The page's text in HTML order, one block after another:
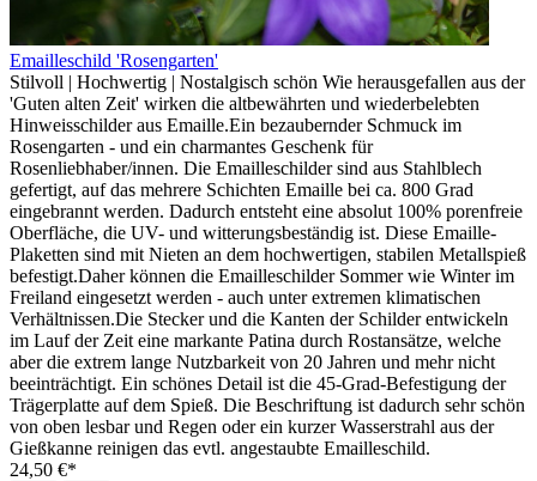
Emailleschild 'Rosengarten'
Stilvoll | Hochwertig | Nostalgisch schön Wie herausgefallen aus der
'Guten alten Zeit' wirken die altbewährten und wiederbelebten
Hinweisschilder aus Emaille.Ein bezaubernder Schmuck im
Rosengarten - und ein charmantes Geschenk für
Rosenliebhaber/innen. Die Emailleschilder sind aus Stahlblech
gefertigt, auf das mehrere Schichten Emaille bei ca. 800 Grad
eingebrannt werden. Dadurch entsteht eine absolut 100% porenfreie
Oberfläche, die UV- und witterungsbeständig ist. Diese Emaille-
Plaketten sind mit Nieten an dem hochwertigen, stabilen Metallspieß
befestigt.Daher können die Emailleschilder Sommer wie Winter im
Freiland eingesetzt werden - auch unter extremen klimatischen
Verhältnissen.Die Stecker und die Kanten der Schilder entwickeln
im Lauf der Zeit eine markante Patina durch Rostansätze, welche
aber die extrem lange Nutzbarkeit von 20 Jahren und mehr nicht
beeinträchtigt. Ein schönes Detail ist die 45-Grad-Befestigung der
Trägerplatte auf dem Spieß. Die Beschriftung ist dadurch sehr schön
von oben lesbar und Regen oder ein kurzer Wasserstrahl aus der
Gießkanne reinigen das evtl. angestaubte Emailleschild.
24,50 €*